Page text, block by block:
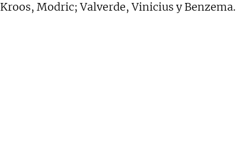
Kroos, Modric; Valverde, Vinicius y Benzema.